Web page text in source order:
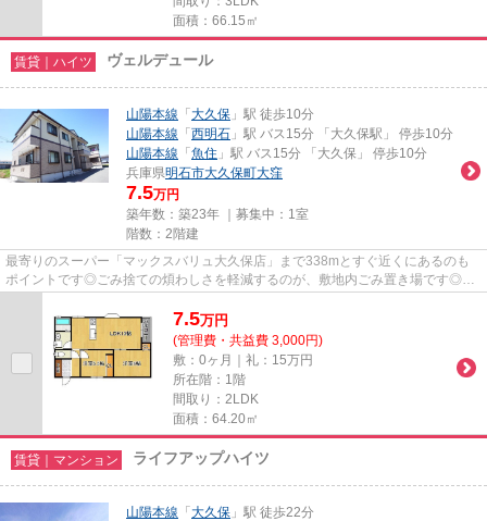
面積：66.15㎡
賃貸｜ハイツ ヴェルデュール
山陽本線 「 大久保 」駅 徒歩10分
山陽本線 「 西明石 」駅 バス15分 「大久保駅」 停歩10分
山陽本線 「 魚住 」駅 バス15分 「大久保」 停歩10分
兵庫県明石市大久保町大窪
7.5万円
築年数：築23年 ｜募集中： 1室
階数：2階建
最寄りのスーパー「マックスバリュ大久保店」まで338mとすぐ近くにあるのも
ポイントです◎ごみ捨ての煩わしさを軽減するのが、敷地内ごみ置き場です◎駅
7.5万円
(管理費・共益費 3,000円)
敷：0ヶ月｜礼：15万円
所在階：1階
間取り：2LDK
面積：64.20㎡
賃貸｜マンション ライフアップハイツ
山陽本線 「 大久保 」駅 徒歩22分